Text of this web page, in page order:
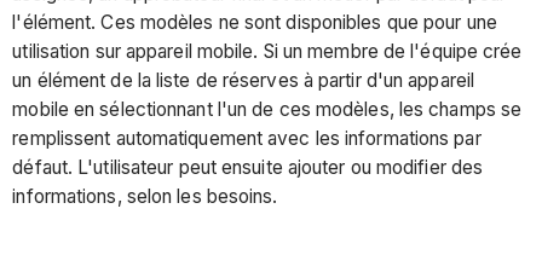
l'élément. Ces modèles ne sont disponibles que pour une
utilisation sur appareil mobile. Si un membre de l'équipe crée
un élément de la liste de réserves à partir d'un appareil
mobile en sélectionnant l'un de ces modèles, les champs se
remplissent automatiquement avec les informations par
défaut. L'utilisateur peut ensuite ajouter ou modifier des
informations, selon les besoins.